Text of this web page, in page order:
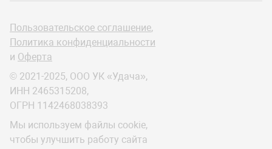
Пользовательское соглашение,
Политика конфиденциальности
и Оферта
© 2021-2025, ООО УК «Удача»,
ИНН 2465315208,
ОГРН 1142468038393
Мы используем файлы cookie,
чтобы улучшить работу сайта